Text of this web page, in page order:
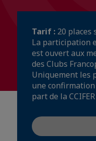
Tarif : 20 places
La participation
est ouvert aux
des Clubs
Uniquement les
une
part de la